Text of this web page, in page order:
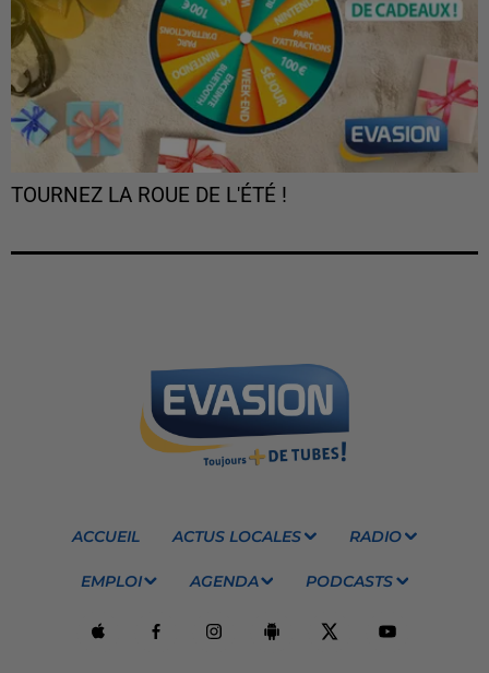
TOURNEZ LA ROUE DE L'ÉTÉ !
ACCUEIL ACTUS LOCALES RADIO
EMPLOI AGENDA PODCASTS